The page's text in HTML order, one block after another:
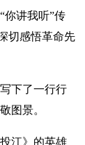
你讲我听”传
切感悟革命先
下了一行行
图景。
江》的英雄